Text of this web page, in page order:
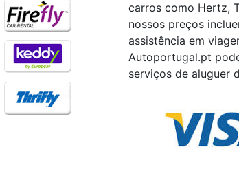
carros como Hertz,
nossos preços
assistência em
Autoportugal.pt
serviços de aluguer